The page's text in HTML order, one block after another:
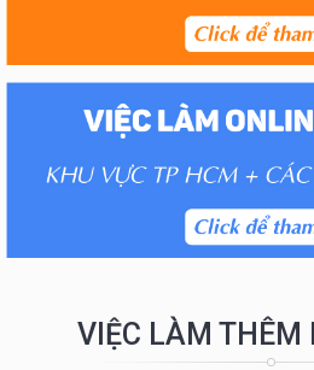
VIỆC LÀM THÊM